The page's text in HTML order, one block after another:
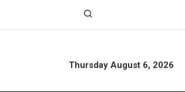
Thursday August 6, 2026